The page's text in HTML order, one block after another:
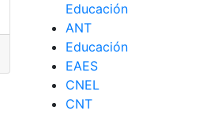
WiFi de Megacable
México,Requisitos
Educación
ANT
Educación
EAES
CNEL
CNT